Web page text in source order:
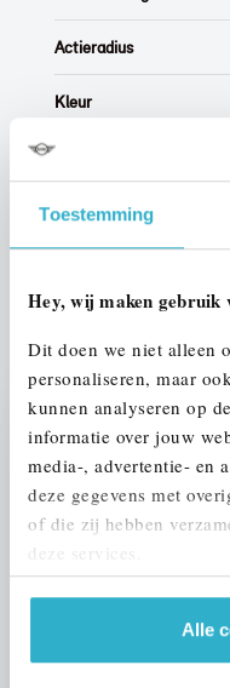
Toestemming
Hey, wij maken gebruik
Dit doen we niet alleen
personaliseren, maar
kunnen analyseren op
informatie over jouw
media-, advertentie- en
deze gegevens met
of die zij hebben
deze services.
Alle
UW AUTO
Actieradius
Kleur
Btw/Marge
ALLE